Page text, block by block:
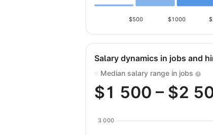
$500 $1000
Salary dynamics in jobs and
Median salary range in jobs
$1 500 – $2
3 000